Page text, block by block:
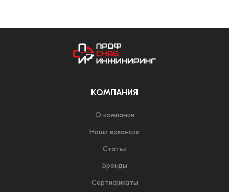
КОМПАНИЯ
О компании
Наши вакансии
Статьи
Бренды
Сертификаты